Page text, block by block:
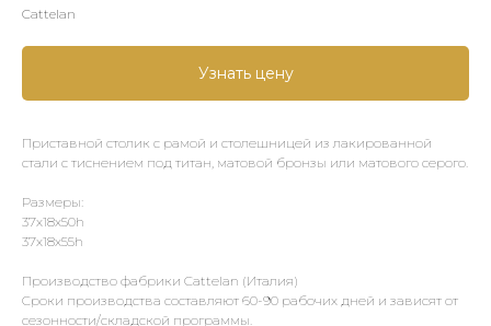
Cattelan
Узнать цену
Приставной столик с рамой и столешницей из лакированной
стали с тиснением под титан, матовой бронзы или матового серого.
Размеры:
37x18x50h
37x18x55h
Производство фабрики Cattelan (Италия)
Сроки производства составляют 60-90 рабочих дней и зависят от
сезонности/складской программы.